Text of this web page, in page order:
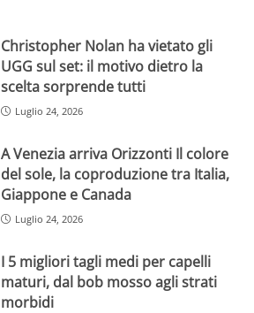
Christopher Nolan ha vietato gli
UGG sul set: il motivo dietro la
scelta sorprende tutti
Luglio 24, 2026
A Venezia arriva Orizzonti Il colore
del sole, la coproduzione tra Italia,
Giappone e Canada
Luglio 24, 2026
I 5 migliori tagli medi per capelli
maturi, dal bob mosso agli strati
morbidi